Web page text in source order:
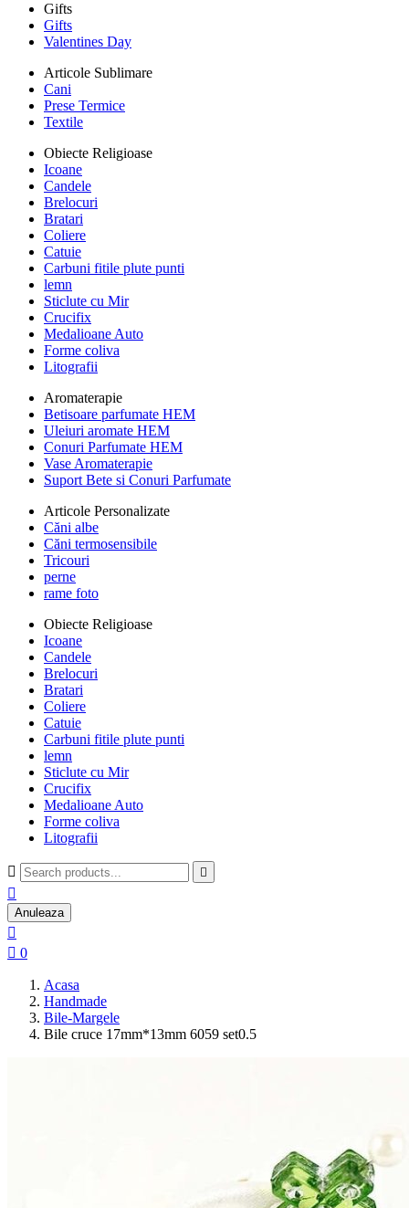
Gifts
Gifts
Valentines Day
Articole Sublimare
Cani
Prese Termice
Textile
Obiecte Religioase
Icoane
Candele
Brelocuri
Bratari
Coliere
Catuie
Carbuni fitile plute punti
lemn
Sticlute cu Mir
Crucifix
Medalioane Auto
Forme coliva
Litografii
Aromaterapie
Betisoare parfumate HEM
Uleiuri aromate HEM
Conuri Parfumate HEM
Vase Aromaterapie
Suport Bete si Conuri Parfumate
Articole Personalizate
Căni albe
Căni termosensibile
Tricouri
perne
rame foto
Obiecte Religioase
Icoane
Candele
Brelocuri
Bratari
Coliere
Catuie
Carbuni fitile plute punti
lemn
Sticlute cu Mir
Crucifix
Medalioane Auto
Forme coliva
Litografii
 

Anuleaza

 0
Acasa
Handmade
Bile-Margele
Bile cruce 17mm*13mm 6059 set0.5